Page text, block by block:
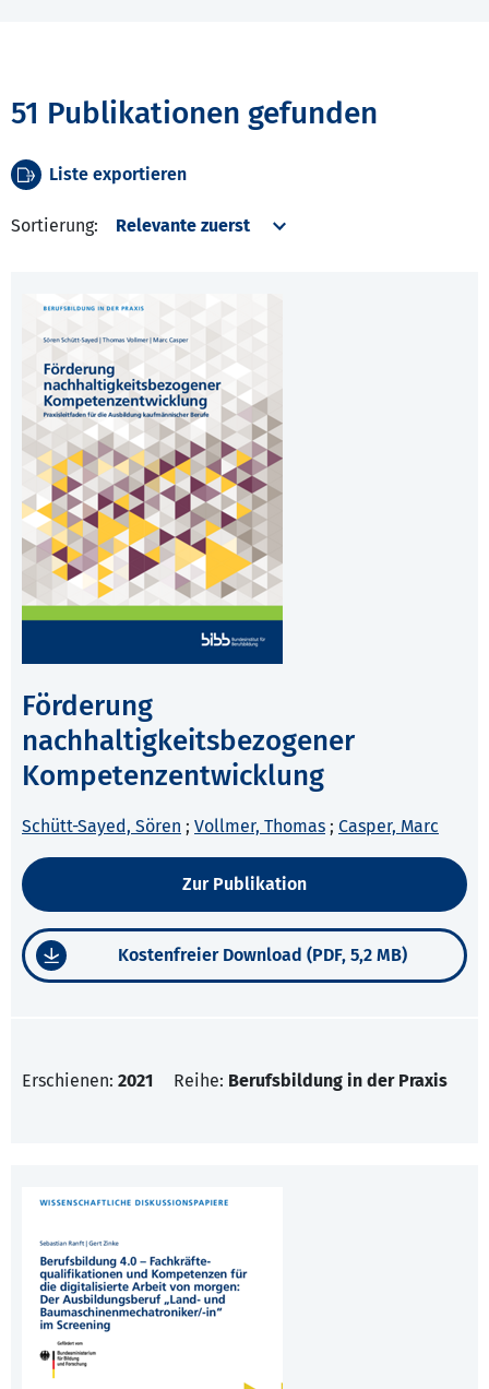
51 Publikationen gefunden
Liste exportieren
Sortierung:
Förderung
nachhaltigkeitsbezogener
Kompetenzentwicklung
Schütt-Sayed, Sören ; Vollmer, Thomas ; Casper, Marc
Zur Publikation
Kostenfreier Download (PDF, 5,2 MB)
Erschienen: 2021 Reihe: Berufsbildung in der Praxis